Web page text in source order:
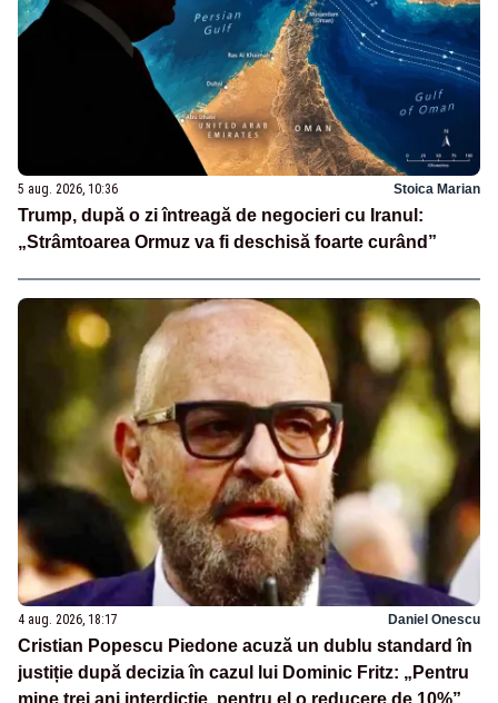
5 aug. 2026, 10:36 Stoica Marian
Trump, după o zi întreagă de negocieri cu Iranul:
„Strâmtoarea Ormuz va fi deschisă foarte curând”
4 aug. 2026, 18:17 Daniel Onescu
Cristian Popescu Piedone acuză un dublu standard în
justiție după decizia în cazul lui Dominic Fritz: „Pentru
mine trei ani interdicție, pentru el o reducere de 10%”